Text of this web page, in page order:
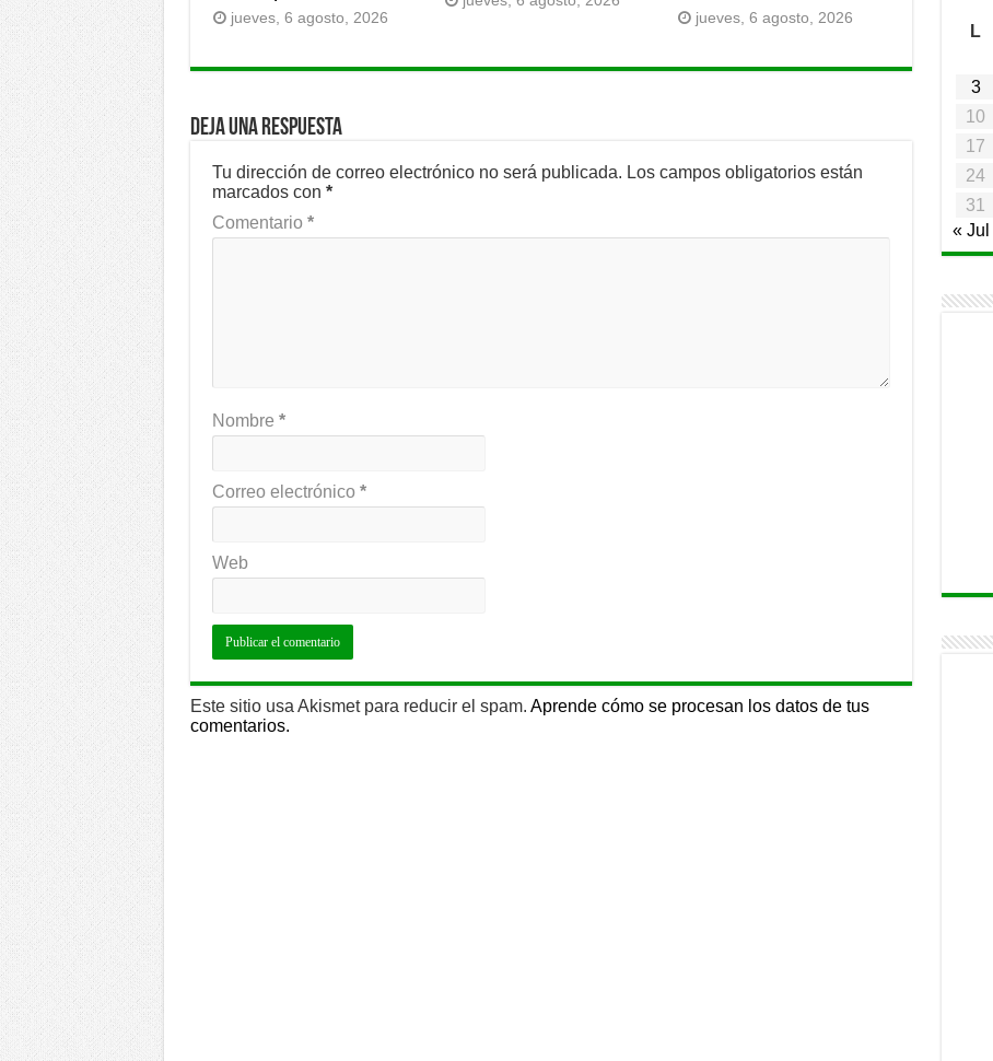
jueves, 6 agosto, 2026 jueves, 6 agosto, 2026
Deja una respuesta
Tu dirección de correo electrónico no será publicada. Los campos obligatorios están
marcados con *
Comentario *
Nombre *
Correo electrónico *
Web
Este sitio usa Akismet para reducir el spam. Aprende cómo se procesan los datos de tus
comentarios.
L
3
10
17
24
31
« Jul